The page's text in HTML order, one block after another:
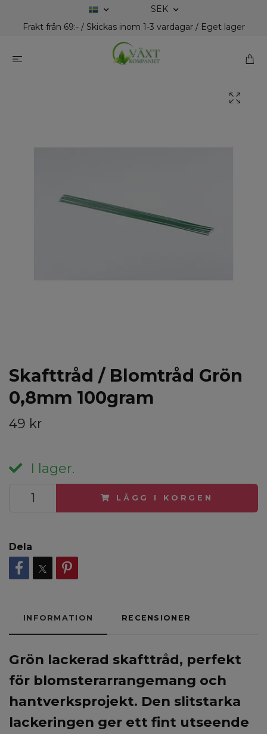
SEK
Frakt från 69:- / Skickas inom 1-3 vardagar / Eget lager
Skafttråd / Blomtråd Grön
0,8mm 100gram
49 kr
I lager.
LÄGG I KORGEN
Dela
INFORMATION RECENSIONER
Grön lackerad skafttråd, perfekt
för blomsterarrangemang och
hantverksprojekt. Den slitstarka
lackeringen ger ett fint utseende